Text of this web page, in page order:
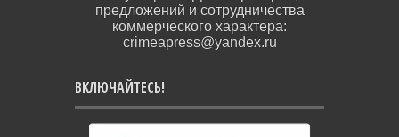
предложений и сотрудничества
коммерческого характера:
crimeapress@yandex.ru
ВКЛЮЧАЙТЕСЬ!